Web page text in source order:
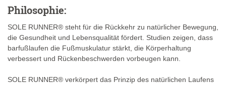
Philosophie:
SOLE RUNNER® steht für die Rückkehr zu natürlicher Bewegung,
die Gesundheit und Lebensqualität fördert. Studien zeigen, dass
barfußlaufen die Fußmuskulatur stärkt, die Körperhaltung
verbessert und Rückenbeschwerden vorbeugen kann.
SOLE RUNNER® verkörpert das Prinzip des natürlichen Laufens